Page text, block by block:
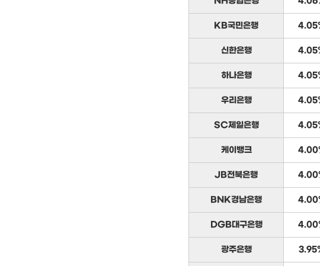
KB국민은행
신한은행
하나은행
우리은행
SC제일은행
케이뱅크
JB전북은행
BNK경남은행
DGB대구은행
광주은행